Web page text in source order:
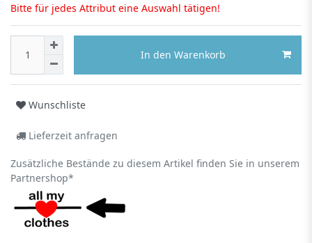
Bitte für jedes Attribut eine Auswahl tätigen!
In den Warenkorb
Wunschliste
Lieferzeit anfragen
Zusätzliche Bestände zu diesem Artikel finden Sie in unserem
Partnershop*